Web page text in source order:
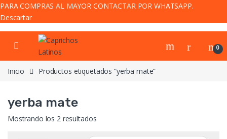
PARA COMPRAS AL MAYOR CONTACTAR POR WHATSAPP.
Descartar
Skip to navigation
Skip to content
0
Inicio Productos etiquetados “yerba mate”
yerba mate
Mostrando los 2 resultadosOrdenado por popularidad